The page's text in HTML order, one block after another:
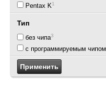
Pentax K1
Тип
без чипа3
с программируемым чипом